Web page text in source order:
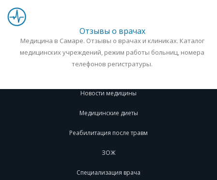
Отзывы о врачах
Медицина в Самаре. Отзывы о врачах и клиниках. Каталог
медицинских учреждений, режим работы больниц, номера
телефонов регистратуры.
Новости медицины
Медицинские диеты
Реабилитация после травм
ЗОЖ
Специализация врача